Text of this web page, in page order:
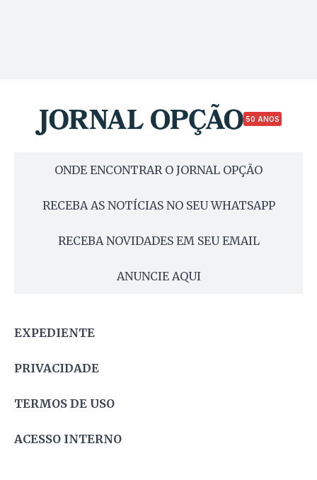
50 ANOS
ONDE ENCONTRAR O JORNAL OPÇÃO
RECEBA AS NOTÍCIAS NO SEU WHATSAPP
RECEBA NOVIDADES EM SEU EMAIL
ANUNCIE AQUI
EXPEDIENTE
PRIVACIDADE
TERMOS DE USO
ACESSO INTERNO